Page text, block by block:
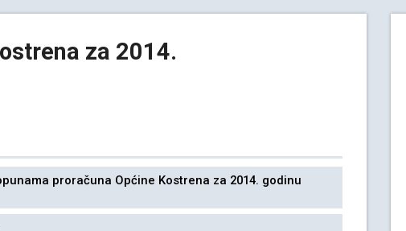
za 2014.
proračuna Općine Kostrena za 2014. godinu